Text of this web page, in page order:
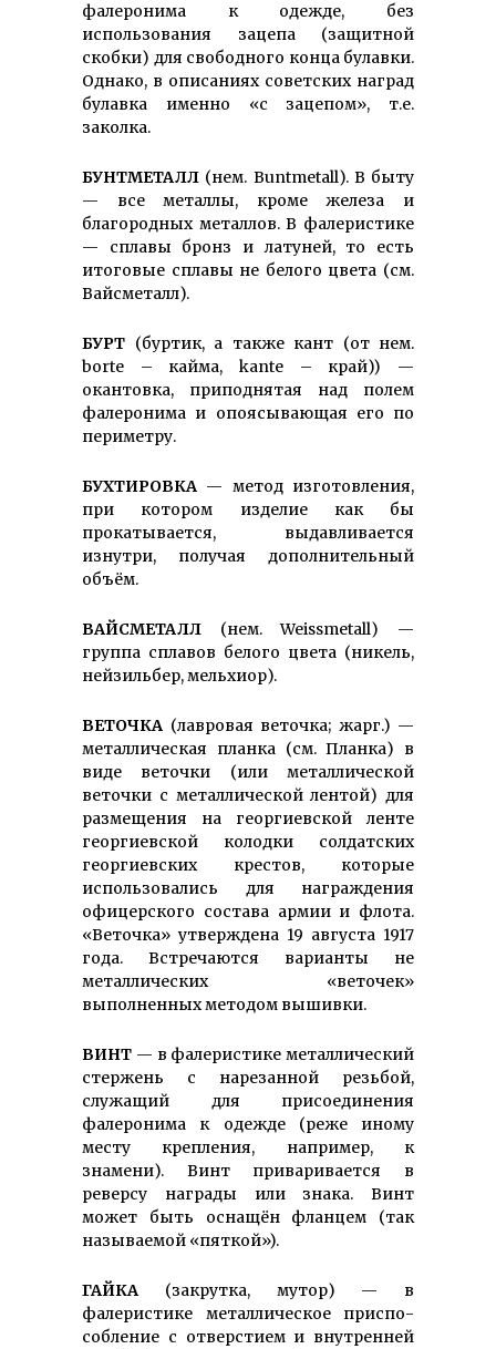
фалеронима к одежде, без
использования зацепа (защитной
скобки) для свободного конца булавки.
Однако, в описаниях советских наград
булавка именно «с зацепом», т.е.
заколка.
БУНТМЕТАЛЛ (нем. Buntmetall). В быту
— все металлы, кроме железа и
благородных металлов. В фалеристике
— сплавы бронз и латуней, то есть
итоговые сплавы не белого цвета (см.
Вайсметалл).
БУРТ (буртик, а также кант (от нем.
borte – кайма, kante – край)) —
окантовка, приподнятая над полем
фалеронима и опоясывающая его по
периметру.
БУХТИРОВКА — метод изготовления,
при котором изделие как бы
прокатывается, выдавливается
изнутри, получая дополнительный
объём.
ВАЙСМЕТАЛЛ (нем. Weissmetall) —
группа сплавов белого цвета (никель,
нейзильбер, мельхиор).
ВЕТОЧКА (лавровая веточка; жарг.) —
металлическая планка (см. Планка) в
виде веточки (или металлической
веточки с металлической лентой) для
размещения на георгиевской ленте
георгиевской колодки солдатских
георгиевских крестов, которые
использовались для награждения
офицерского состава армии и флота.
«Веточка» утверждена 19 августа 1917
года. Встречаются варианты не
металлических «веточек»
выполненных методом вышивки.
ВИНТ — в фалеристике метал­лический
стержень с нарезанной резьбой,
служащий для присоединения
фалеронима к одежде (реже иному
месту крепления, например, к
знамени). Винт приваривается в
реверсу награды или знака. Винт
может быть оснащён фланцем (так
называемой «пяткой»).
ГАЙКА (закрутка, мутор) — в
фалеристике металлическое приспо­
собление с отверстием и внутренней